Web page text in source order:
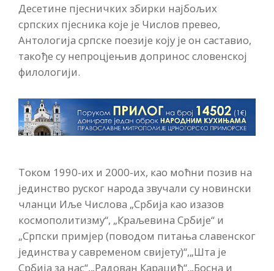
Десетине пјесничких збирки најбољих
српских пјесника које је Числов превео,
Антологија српске поезије коју је он саставио,
такође су непроцјењив допринос словенској
филологији.
Током 1990-их и 2000-их, као моћни позив на
јединство руског народа звучали су новински
чланци Иље Числова „Србија као изазов
космополитизму“, „Краљевина Србије“ и
„Српски примјер (поводом питања славенског
јединства у савременом свијету)“,„Шта је
Србија за нас“,„Радован Караџић“,„Босна и